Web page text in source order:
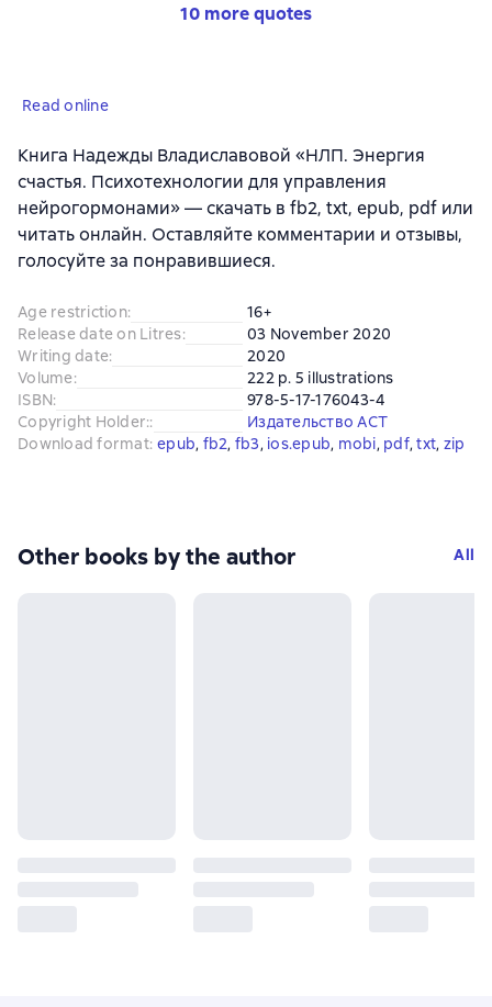
10 more quotes
Read online
Книга Надежды Владиславовой «НЛП. Энергия
счастья. Психотехнологии для управления
нейрогормонами» — скачать в fb2, txt, epub, pdf или
читать онлайн. Оставляйте комментарии и отзывы,
голосуйте за понравившиеся.
Age restriction:
16+
Release date on Litres:
03 November 2020
Writing date:
2020
Volume:
222 p. 5 illustrations
ISBN:
978-5-17-176043-4
Copyright Holder::
Издательство АСТ
Download format: epub, fb2, fb3, ios.epub, mobi, pdf, txt, zip
Other books by the author All